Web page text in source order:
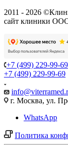
2011 - 2026
сайт клиники
+7 (499) 229-99-69
+7 (499) 229-99-69
г. Москва, ул.
WhatsApp
Политика